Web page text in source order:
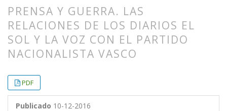
PRENSA Y GUERRA. LAS
RELACIONES DE LOS DIARIOS EL
SOL Y LA VOZ CON EL PARTIDO
NACIONALISTA VASCO
PDF
Publicado 10-12-2016